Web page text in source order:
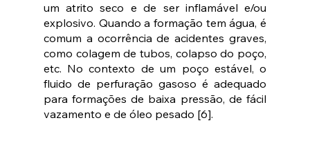
um atrito seco e de ser inflamável e/ou
explosivo. Quando a formação tem água, é
comum a ocorrência de acidentes graves,
como colagem de tubos, colapso do poço,
etc. No contexto de um poço estável, o
fluido de perfuração gasoso é adequado
para formações de baixa pressão, de fácil
vazamento e de óleo pesado [6].